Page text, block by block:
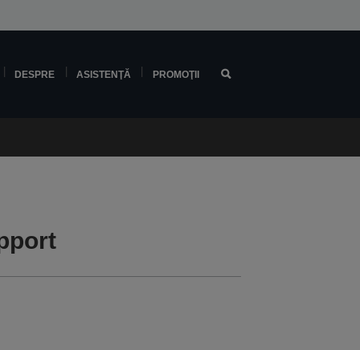
DESPRE ASISTENŢĂ PROMOŢII